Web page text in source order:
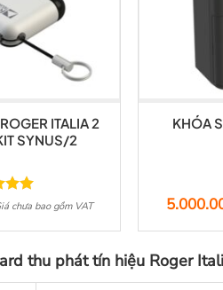
ITALIA 2
SYNUS/2
chưa bao gồm VAT
KHÓA
thu phát tín hiệu Roger